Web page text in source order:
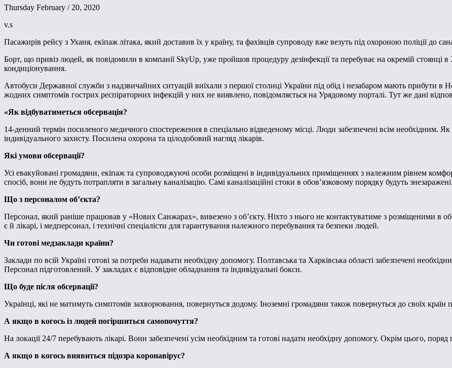
Thursday February / 20, 2020
v.s
Пасажирів рейсу з Уханя, екіпаж літака, який доставив їх у країну, та фахівців супроводу вже везуть під охороною поліції до
Борт, що привіз людей, як повідомили в компанії SkyUp, уже пройшов процедуру дезінфекції та перебуває на окремій стоянці
кондиціонування.
Автобуси Державної служби з надзвичайних ситуацій виїхали з першої столиці України під обід і незабаром мають прибути в
жодних симптомів гострих респіраторних інфекцій у них не виявлено, повідомляється на Урядовому порталі. Тут же дані
«Як відбуватиметься обсервація?
14-денний термін посиленого медичного спостереження в спеціально відведеному місці. Люди забезпечені всім необхідним. Як
індивідуального захисту. Посилена охорона та цілодобовий нагляд лікарів.
Які умови обсервації?
Усі евакуйовані громадяни, екіпаж та супроводжуючі особи розміщені в індивідуальних приміщеннях з належним рівнем
спосіб, вони не будуть потрапляти в загальну каналізацію. Самі каналізаційні стоки в обов’язковому порядку будуть знезаражені.
Що з персоналом об’єкта?
Персонал, який раніше працював у «Нових Санжарах», вивезено з об’єкту. Ніхто з нього не контактуватиме з розміщеними в
є й лікарі, і медперсонал, і технічні спеціалісти для гарантування належного перебування та безпеки людей.
Чи готові медзаклади країни?
Заклади по всій Україні готові за потреби надавати необхідну допомогу. Полтавська та Харківська області забезпечені
Персонал підготовлений. У закладах є відповідне обладнання та індивідуальні бокси.
Що буде після обсервації?
Українці, які не матимуть симптомів захворювання, повернуться додому. Іноземні громадяни також повернуться до своїх країн
А якщо в когось із людей погіршиться самопочуття?
На локації 24/7 перебувають лікарі. Вони забезпечені усім необхідним та готові надати необхідну допомогу. Окрім цього,
А якщо в когось виявиться підозра коронавірус?